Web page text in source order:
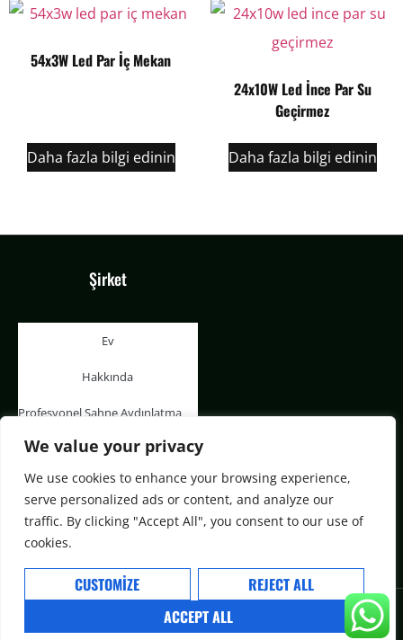
We value your privacy
We use cookies to enhance your browsing experience,
serve personalized ads or content, and analyze our
traffic. By clicking "Accept All", you consent to our use of
cookies.
CUSTOMIZE
REJECT ALL
ACCEPT ALL
54x3W Led Par İç Mekan
Daha fazla bilgi edinin
24x10W Led İnce Par Su
Geçirmez
Daha fazla bilgi edinin
Şirket
Ev
Hakkında
Profesyonel Sahne Aydınlatma
Blog
© Aolait Aydınlatma Ltd. Şti.